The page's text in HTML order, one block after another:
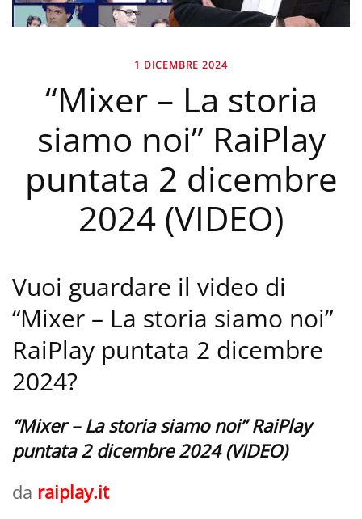
1 DICEMBRE 2024
“Mixer – La storia
siamo noi” RaiPlay
puntata 2 dicembre
2024 (VIDEO)
Vuoi guardare il video di
“Mixer – La storia siamo noi”
RaiPlay puntata 2 dicembre
2024?
“Mixer – La storia siamo noi” RaiPlay
puntata 2 dicembre 2024 (VIDEO)
da raiplay.it